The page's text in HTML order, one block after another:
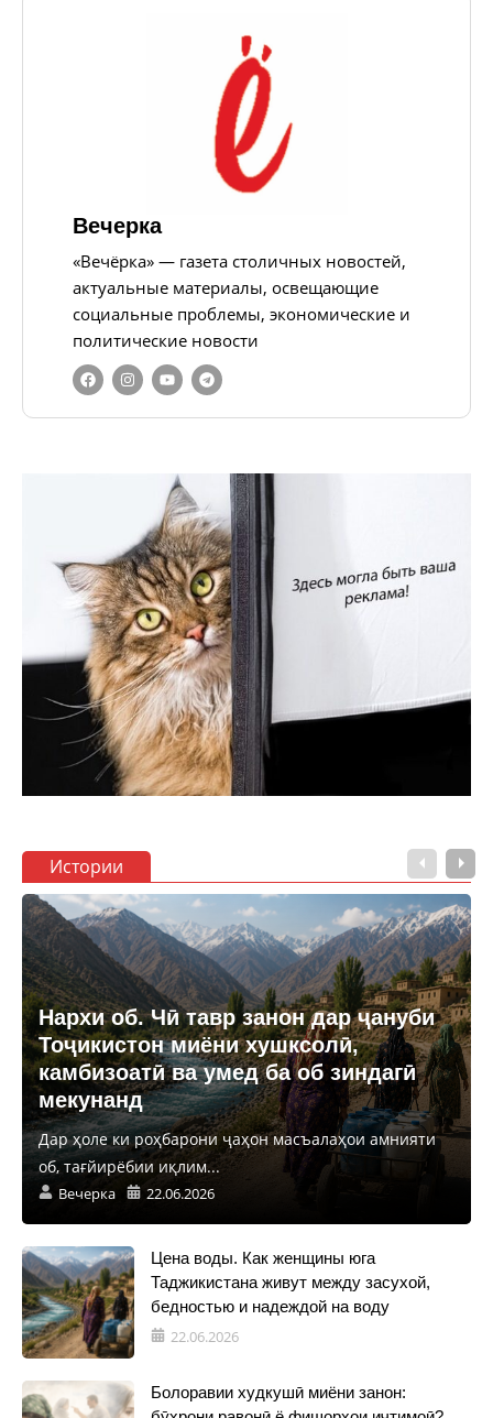
Вечерка
«Вечёрка» — газета столичных новостей,
актуальные материалы, освещающие
социальные проблемы, экономические и
политические новости
Истории
Нархи об. Чӣ тавр занон дар ҷануби
Тоҷикистон миёни хушксолӣ,
камбизоатӣ ва умед ба об зиндагӣ
мекунанд
Дар ҳоле ки роҳбарони ҷаҳон масъалаҳои амнияти
об, тағйирёбии иқлим...
Вечерка 22.06.2026
Цена воды. Как женщины юга
Таджикистана живут между засухой,
бедностью и надеждой на воду
22.06.2026
Болоравии худкушӣ миёни занон: